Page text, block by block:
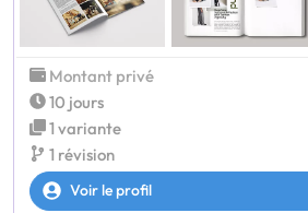
Montant privé
10 jours
1 variante
1 révision
Voir le profil